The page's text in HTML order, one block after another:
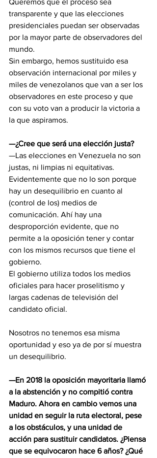
transparente y que las elecciones
presidenciales puedan ser observadas
por la mayor parte de observadores del
mundo.
Sin embargo, hemos sustituido esa
observación internacional por miles y
miles de venezolanos que van a ser los
observadores en este proceso y que
con su voto van a producir la victoria a
la que aspiramos.
—¿Cree que será una elección justa?
—Las elecciones en Venezuela no son
justas, ni limpias ni equitativas.
Evidentemente que no lo son porque
hay un desequilibrio en cuanto al
(control de los) medios de
comunicación. Ahí hay una
desproporción evidente, que no
permite a la oposición tener y contar
con los mismos recursos que tiene el
gobierno.
El gobierno utiliza todos los medios
oficiales para hacer proselitismo y
largas cadenas de televisión del
candidato oficial.
Nosotros no tenemos esa misma
oportunidad y eso ya de por sí muestra
un desequilibrio.
—En 2018 la oposición mayoritaria llamó
a la abstención y no compitió contra
Maduro. Ahora en cambio vemos una
unidad en seguir la ruta electoral, pese
a los obstáculos, y una unidad de
acción para sustituir candidatos. ¿Piensa
que se equivocaron hace 6 años? ¿Qué